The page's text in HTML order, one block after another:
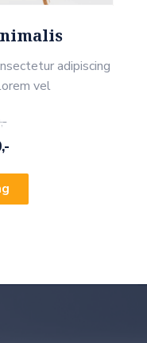
adipiscing
vel